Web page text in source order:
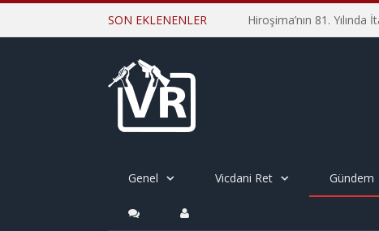
SON EKLENENLER
Genel Vicdani Ret Gündem